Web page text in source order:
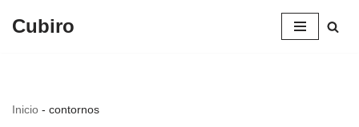
Cubiro
Inicio - contornos